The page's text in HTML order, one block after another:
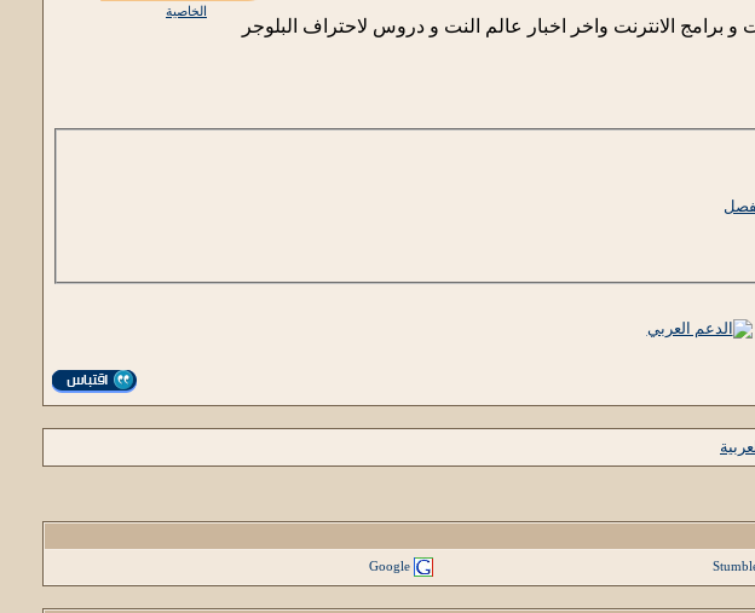
الخاصية
برامج الانترنت واخر اخبار عالم النت و دروس لاحتراف البلوجر
Google